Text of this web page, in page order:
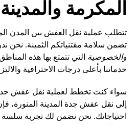
المكرمة
تتطلب عملية نقل العفش بين المدن
تضمن سلامة مقتنياتكم الثمينة. نحن
والخصوصية التي تتمتع بها هذه
خدماتنا بأعلى درجات الاحترافية
سواء كنت تخطط لعملية نقل عفش جدة
إلى نقل عفش جدة المدينة المنورة،
احتياجاتك. نحن نضمن لك تجربة سلسة